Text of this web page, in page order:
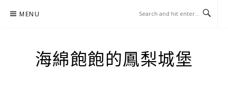
MENU
海綿飽飽的鳳梨城堡